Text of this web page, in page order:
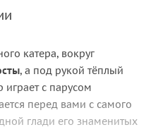
катера, вокруг
, а под рукой тёплый
играет с парусом
перед вами с самого
глади его знаменитых